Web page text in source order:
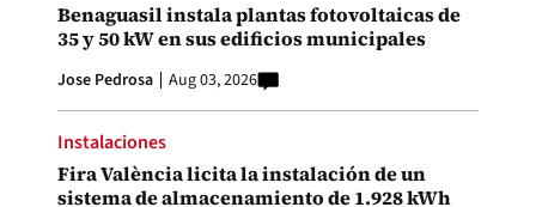
Benaguasil instala plantas fotovoltaicas de
35 y 50 kW en sus edificios municipales
Jose Pedrosa Aug 03, 2026
Instalaciones
Fira València licita la instalación de un
sistema de almacenamiento de 1.928 kWh